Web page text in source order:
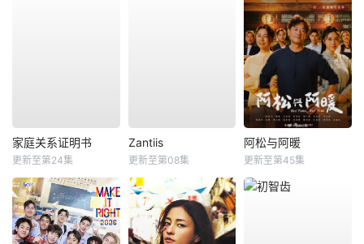
家庭关系证明书
更新至第24集
Zantiis
更新至第08集
阿松与阿暖
更新至第45集